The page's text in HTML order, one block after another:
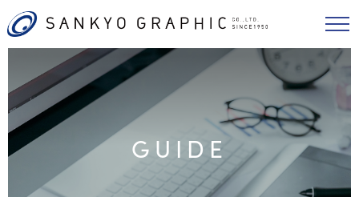
GUIDE